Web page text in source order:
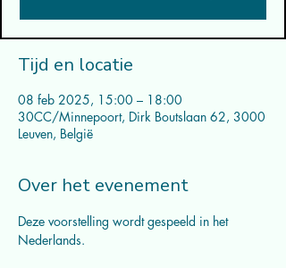
Tijd en locatie
08 feb 2025, 15:00 – 18:00
30CC/Minnepoort, Dirk Boutslaan 62, 3000
Leuven, België
Over het evenement
Deze voorstelling wordt gespeeld in het
Nederlands.